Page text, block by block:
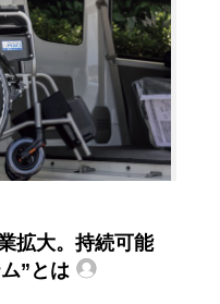
拡大。持続可能
”とは